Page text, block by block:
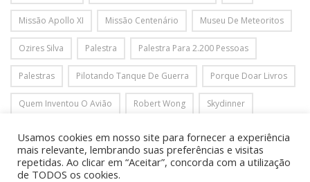
Missão Apollo XI Missão Centenário Museu De Meteoritos
Ozires Silva Palestra Palestra Para 2.200 Pessoas
Palestras Pilotando Tanque De Guerra Porque Doar Livros
Quem Inventou O Avião Robert Wong Skydinner
Star Wars Festas
Ticket Espacial Tirolesa Virgin Galactic
Usamos cookies em nosso site para fornecer a experiência
mais relevante, lembrando suas preferências e visitas
repetidas. Ao clicar em “Aceitar”, concorda com a utilização
de TODOS os cookies.